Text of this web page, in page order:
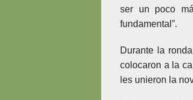
ser un poco
fundamental”.
Durante la
colocaron a la
les unieron la